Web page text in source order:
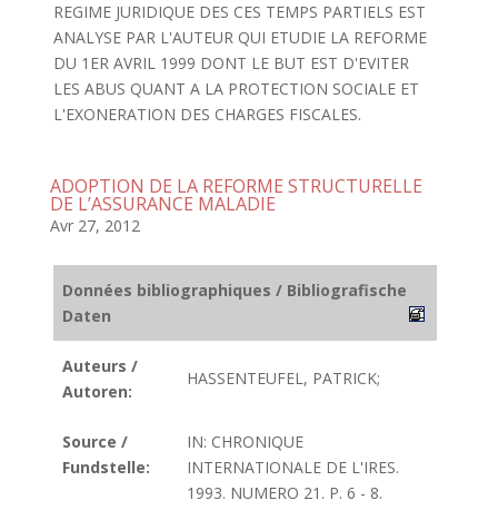
REGIME JURIDIQUE DES CES TEMPS PARTIELS EST
ANALYSE PAR L'AUTEUR QUI ETUDIE LA REFORME
DU 1ER AVRIL 1999 DONT LE BUT EST D'EVITER
LES ABUS QUANT A LA PROTECTION SOCIALE ET
L'EXONERATION DES CHARGES FISCALES.
ADOPTION DE LA REFORME STRUCTURELLE
DE L’ASSURANCE MALADIE
Avr 27, 2012
Données bibliographiques / Bibliografische
Daten
Auteurs /
Autoren:
HASSENTEUFEL, PATRICK;
Source /
Fundstelle:
IN: CHRONIQUE
INTERNATIONALE DE L'IRES.
1993. NUMERO 21. P. 6 - 8.